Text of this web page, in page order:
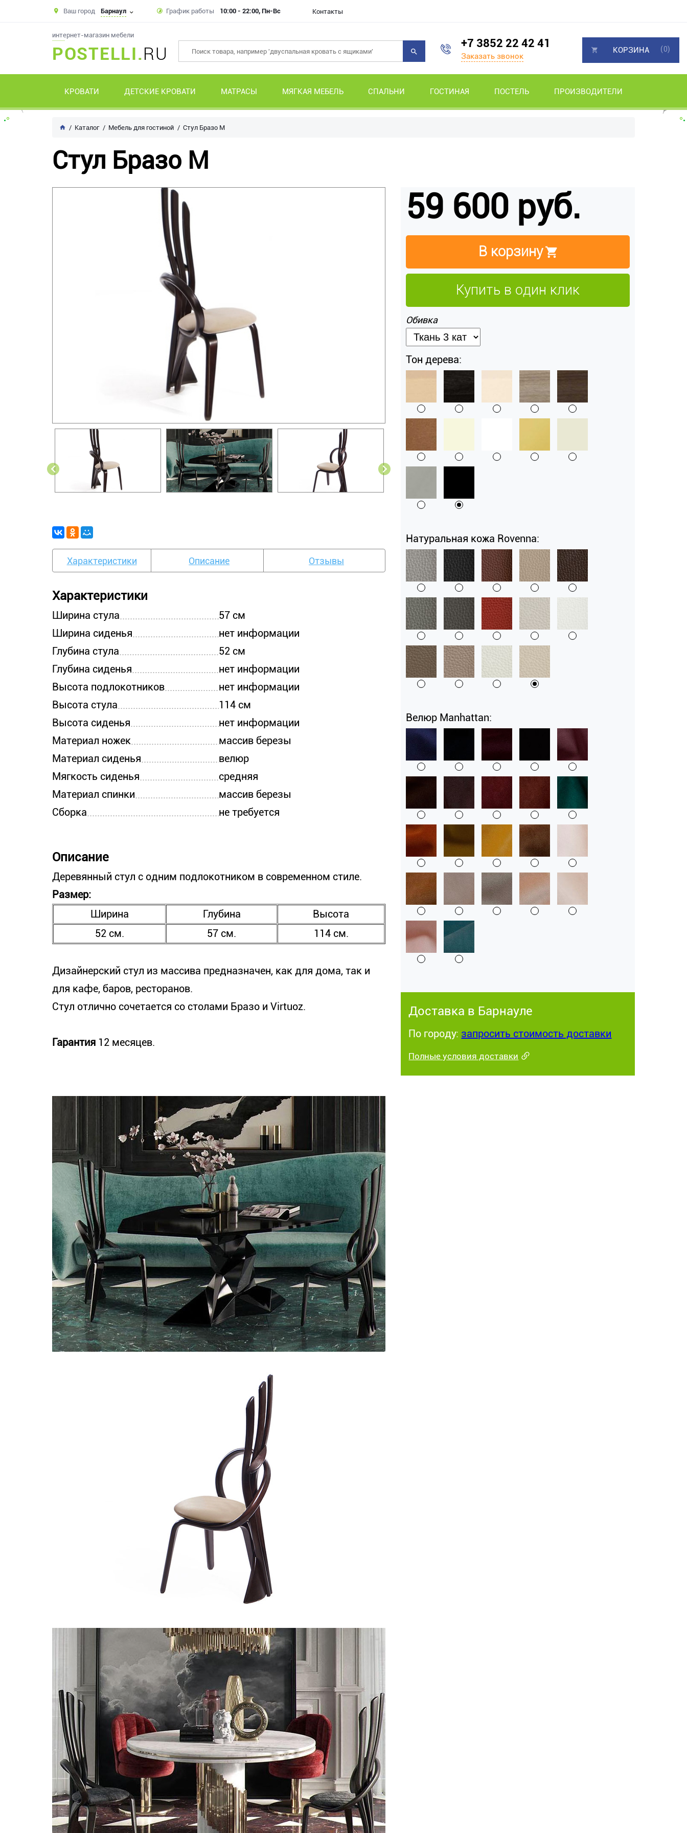
Ваш город Барнаул График работы 10:00 - 22:00, Пн-Вс Контакты
интернет-магазин мебели
POSTELLI.RU
+7 3852 22 42 41
Заказать звонок
КРОВАТИ ДЕТСКИЕ КРОВАТИ МАТРАСЫ МЯГКАЯ МЕБЕЛЬ СПАЛЬНИ ГОСТИНАЯ ПОСТЕЛЬ ПРОИЗВОДИТЕЛИ
КОРЗИНА (0)
Каталог Мебель для гостиной Стул Бразо М
Стул Бразо М
Характеристики Описание Отзывы
Характеристики
Ширина стула
57 см
Ширина сиденья
нет информации
Глубина стула
52 см
Глубина сиденья
нет информации
Высота подлокотников
нет информации
Высота стула
114 см
Высота сиденья
нет информации
Материал ножек
массив березы
Материал сиденья
велюр
Мягкость сиденья
средняя
Материал спинки
массив березы
Сборка
не требуется
Описание
Деревянный стул с одним подлокотником в современном стиле.
Размер:
Ширина
Глубина
Высота
52 см.
57 см. 114 см.
Дизайнерский стул из массива предназначен, как для дома, так и
для кафе, баров, ресторанов.
Стул отлично сочетается со столами Бразо и Virtuoz.
Гарантия 12 месяцев.
59 600 руб.
В корзину
Купить в один клик
Обивка
Тон дерева:
Натуральная кожа Rovenna:
Велюр Manhattan:
Доставка в Барнауле
По городу: запросить стоимость доставки
Полные условия доставки